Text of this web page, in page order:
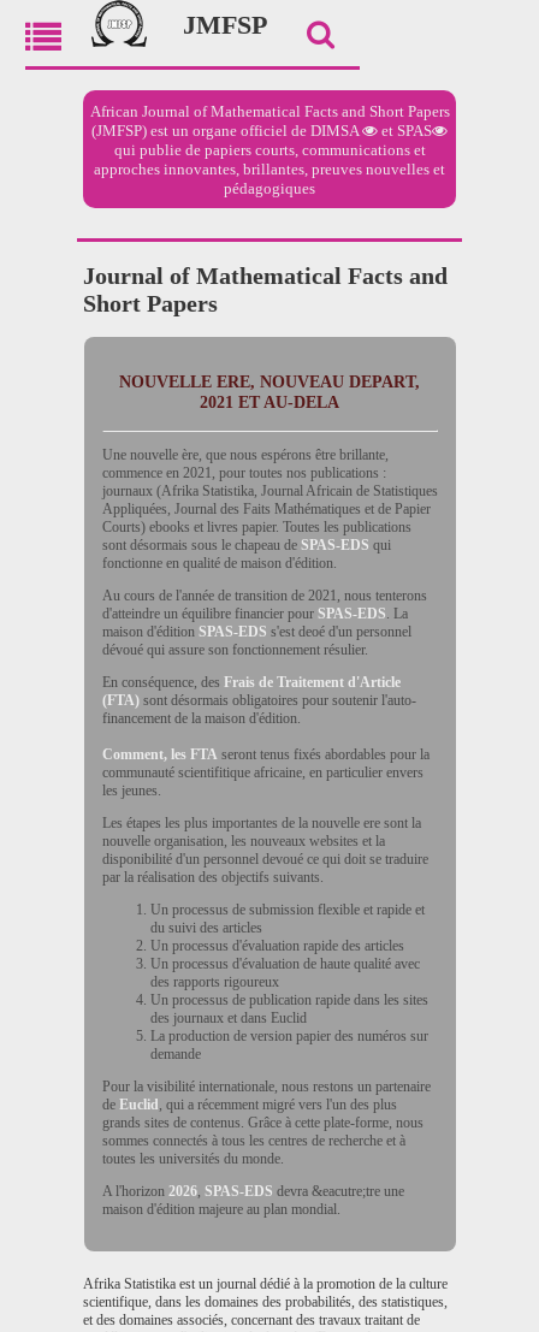
JMFSP
African Journal of Mathematical Facts and Short Papers
(JMFSP) est un organe officiel de DIMSA et SPAS
qui publie de papiers courts, communications et
approches innovantes, brillantes, preuves nouvelles et
pédagogiques
Journal of Mathematical Facts and
Short Papers
NOUVELLE ERE, NOUVEAU DEPART,
2021 ET AU-DELA
Une nouvelle ère, que nous espérons être brillante,
commence en 2021, pour toutes nos publications :
journaux (Afrika Statistika, Journal Africain de Statistiques
Appliquées, Journal des Faits Mathématiques et de Papier
Courts) ebooks et livres papier. Toutes les publications
sont désormais sous le chapeau de SPAS-EDS qui
fonctionne en qualité de maison d'édition.
Au cours de l'année de transition de 2021, nous tenterons
d'atteindre un équilibre financier pour SPAS-EDS. La
maison d'édition SPAS-EDS s'est deoé d'un personnel
dévoué qui assure son fonctionnement résulier.
En conséquence, des Frais de Traitement d'Article
(FTA)sont désormais obligatoires pour soutenir l'auto-
financement de la maison d'édition.
Comment, les FTA seront tenus fixés abordables pour la
communauté scientifitique africaine, en particulier envers
les jeunes.
Les étapes les plus importantes de la nouvelle ere sont la
nouvelle organisation, les nouveaux websites et la
disponibilité d'un personnel devoué ce qui doit se traduire
par la réalisation des objectifs suivants.
Un processus de submission flexible et rapide et
du suivi des articles
Un processus d'évaluation rapide des articles
Un processus d'évaluation de haute qualité avec
des rapports rigoureux
Un processus de publication rapide dans les sites
des journaux et dans Euclid
La production de version papier des numéros sur
demande
Pour la visibilité internationale, nous restons un partenaire
de Euclid , qui a récemment migré vers l'un des plus
grands sites de contenus. Grâce à cette plate-forme, nous
sommes connectés à tous les centres de recherche et à
toutes les universités du monde.
A l'horizon 2026, SPAS-EDS devra &eacutre;tre une
maison d'édition majeure au plan mondial.
Afrika Statistika est un journal dédié à la promotion de la culture
scientifique, dans les domaines des probabilités, des statistiques,
et des domaines associés, concernant des travaux traitant de